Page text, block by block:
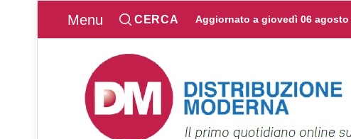
Menu CERCA Aggiornato a giovedì 06 agosto